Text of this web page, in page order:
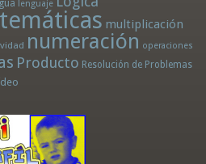
lenguaje
multiplicación
numeración operaciones
Producto Resolución de Problemas